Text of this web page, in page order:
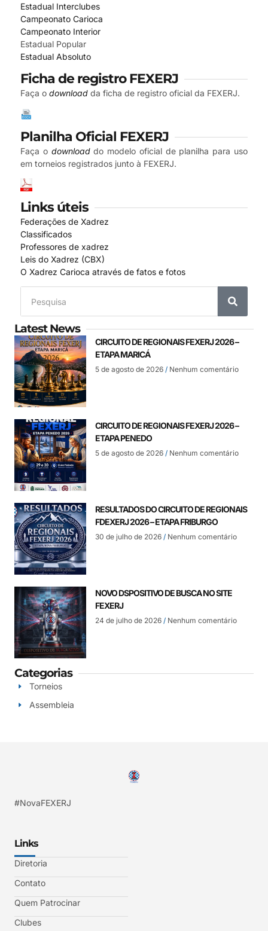
Estadual Interclubes
Campeonato Carioca
Campeonato Interior
Estadual Popular
Estadual Absoluto
Ficha de registro FEXERJ
Faça o download da ficha de registro oficial da FEXERJ.
Planilha Oficial FEXERJ
Faça o downloaddo modelo oficial de planilha para uso
em torneios registrados junto à FEXERJ.
Links úteis
Federações de Xadrez
Classificados
Professores de xadrez
Leis do Xadrez (CBX)
O Xadrez Carioca através de fatos e fotos
Latest News
CIRCUITO DE REGIONAIS FEXERJ 2026 –
ETAPA MARICÁ
5 de agosto de 2026 Nenhum comentário
CIRCUITO DE REGIONAIS FEXERJ 2026 –
ETAPA PENEDO
5 de agosto de 2026 Nenhum comentário
RESULTADOS DO CIRCUITO DE REGIONAIS
FDEXERJ 2026 – ETAPA FRIBURGO
30 de julho de 2026 Nenhum comentário
NOVO DSPOSITIVO DE BUSCA NO SITE
FEXERJ
24 de julho de 2026 Nenhum comentário
Categorias
Torneios
Assembleia
#NovaFEXERJ
Links
Diretoria
Contato
Quem Patrocinar
Clubes